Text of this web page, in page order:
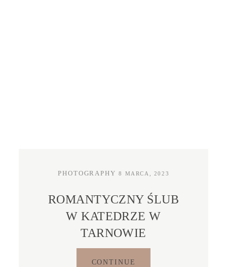
PHOTOGRAPHY 8 MARCA, 2023
ROMANTYCZNY ŚLUB
W KATEDRZE W
TARNOWIE
CONTINUE